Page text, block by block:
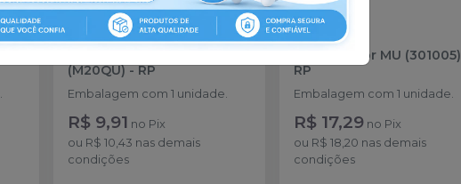
(M20QU)-RP
Embalagem com 1 unidade.
R$ 9,91 no Pix
ou R$ 10,43 nas demais
condições
Cicatrizador MU (301005)
RP
Embalagem com 1 unidade.
R$ 17,29 no Pix
ou R$ 18,20 nas demais
condições